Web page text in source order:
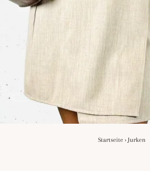
Startseite › Jurken